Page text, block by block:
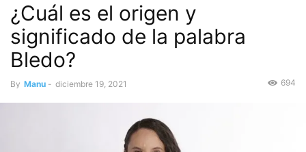
¿Cuál es el origen y
significado de la palabra
Bledo?
By Manu - diciembre 19, 2021 694